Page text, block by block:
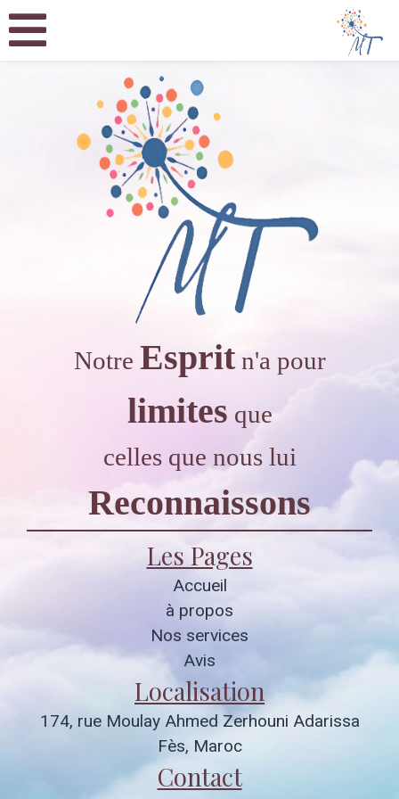
Notre Espritn'a pour
limites que
celles que nous lui
Reconnaissons
Les Pages
Accueil
à propos
Nos services
Avis
Localisation
174, rue Moulay Ahmed Zerhouni Adarissa
Fès, Maroc
Contact